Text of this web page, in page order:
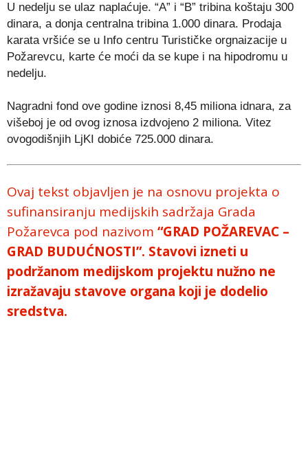
U nedelju se ulaz naplaćuje. “A” i “B” tribina koštaju 300
dinara, a donja centralna tribina 1.000 dinara. Prodaja
karata vršiće se u Info centru Turističke orgnaizacije u
Požarevcu, karte će moći da se kupe i na hipodromu u
nedelju.
Nagradni fond ove godine iznosi 8,45 miliona idnara, za
višeboj je od ovog iznosa izdvojeno 2 miliona. Vitez
ovogodišnjih LjKI dobiće 725.000 dinara.
Ovaj tekst objavljen je na osnovu projekta o
sufinansiranju medijskih sadržaja Grada
Požarevca pod nazivom “GRAD POŽAREVAC –
GRAD BUDUĆNOSTI”. Stavovi izneti u
podržanom medijskom projektu nužno ne
izražavaju stavove organa koji je dodelio
sredstva.